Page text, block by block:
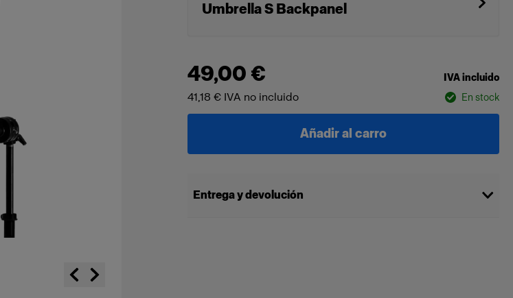
Umbrella S Backpanel
49,00 € IVA incluido
41,18 € IVA no incluido En stock
Añadir al carro
Entrega y devolución